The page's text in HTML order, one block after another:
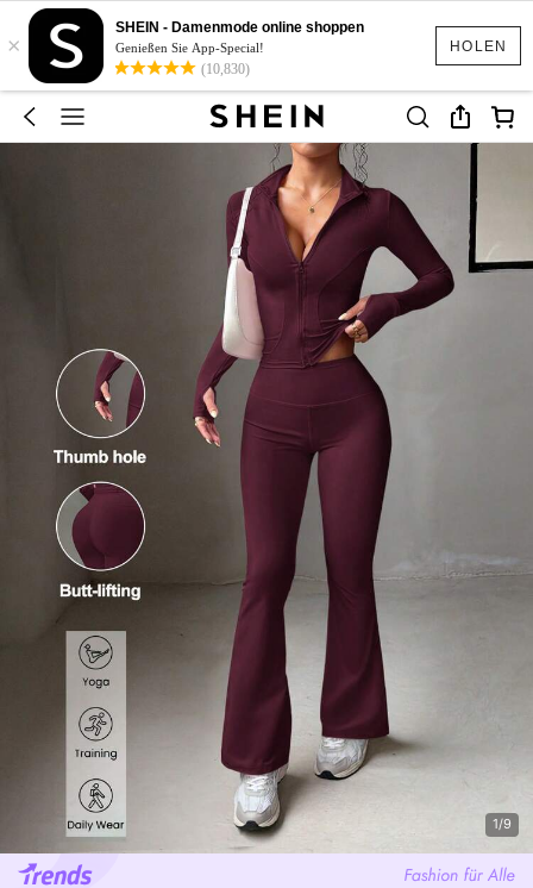
HOLEN
×
SHEIN - Damenmode online shoppen
Genießen Sie App-Special!
(10,830)
1/9